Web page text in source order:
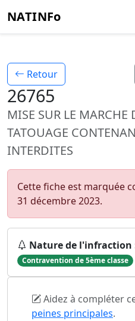
NATINFo
Retour
26765
MISE SUR LE MARCHE
TATOUAGE
INTERDITES
Cette fiche est marquée
31 décembre 2023.
Nature de l'infraction
Contravention de 5ème classe
Aidez à compléter
peines principales.